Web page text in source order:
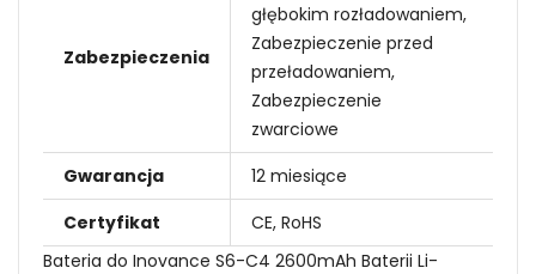
Zabezpieczenia
głębokim rozładowaniem,
Zabezpieczenie przed
przeładowaniem,
Zabezpieczenie
zwarciowe
Gwarancja
12 miesiące
Certyfikat
CE, RoHS
Bateria do Inovance S6-C4 2600mAh Baterii Li-